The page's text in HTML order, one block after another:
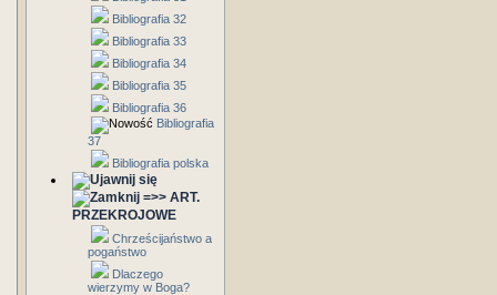
Bibliografia 32
Bibliografia 33
Bibliografia 34
Bibliografia 35
Bibliografia 36
Bibliografia
37
Bibliografia polska
=>> ART.
PRZEKROJOWE
Chrześcijaństwo a
pogaństwo
Dlaczego
wierzymy w Boga?